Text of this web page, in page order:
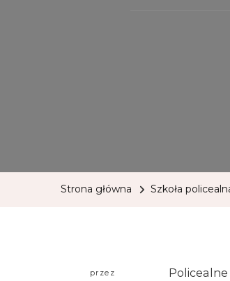
Strona główna Szkoła
przez